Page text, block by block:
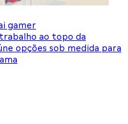
gamer
ao topo da
opções sob medida para